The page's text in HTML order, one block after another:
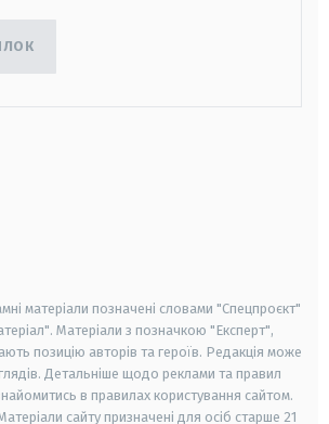
матеріали позначені словами "Спецпроєкт"
Матеріали з позначкою "Експерт",
позицію авторів та героїв. Редакція може
Детальніше щодо реклами та правил
в правилах користування сайтом.
сайту призначені для осіб старше 21